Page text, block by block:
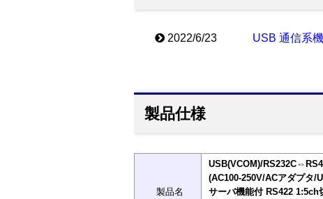
2022/6/23 USB 通信系
製品仕様
製品名
USB(VCOM)/
(AC100-250V/ACアダプタ/
サーバ機能付 RS422 1:5ch